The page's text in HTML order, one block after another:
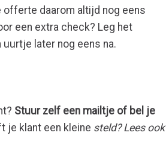
offerte daarom altijd nog eens
een extra check? Leg het
uurtje later nog eens na.
Stuur zelf een mailtje of bel je
je klant een kleine steld? Lees ook